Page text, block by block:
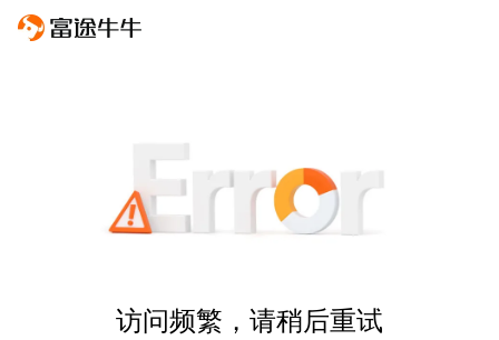
访问频繁，请稍后重试